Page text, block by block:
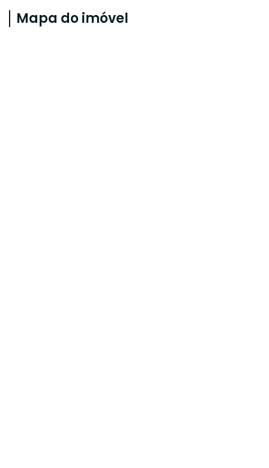
Mapa do imóvel